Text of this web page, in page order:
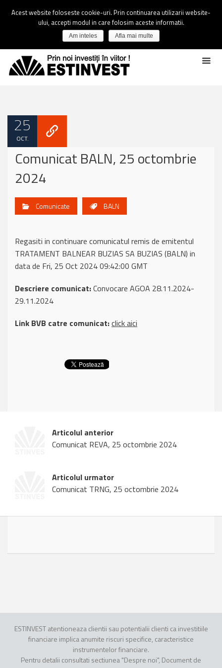
25
OCT.
Comunicat BALN, 25 octombrie
2024
Comunicate BALN
Regasiti in continuare comunicatul remis de emitentul
TRATAMENT BALNEAR BUZIAS SA BUZIAS (BALN) in
data de Fri, 25 Oct 2024 09:42:00 GMT
Descriere comunicat:Convocare AGOA 28.11.2024-
29.11.2024
Link BVB catre comunicat:click aici
Articolul anterior
Comunicat REVA, 25 octombrie 2024
Articolul urmator
Comunicat TRNG, 25 octombrie 2024
ESTINVEST atentioneaza clientii sau potentialii clienti ca investitiile
financiare implica anumite riscuri specifice, caracteristice
instrumentelor financiare.
Pentru detalii consultati sectiunea "Despre noi", Document de
Acest website foloseste cookie-uri. Prin continuarea utilizarii website-
ului, accepti modul in care folosim aceste informatii.
Am inteles Afla mai multe